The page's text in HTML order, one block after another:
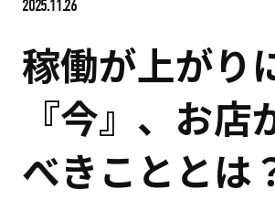
2025.11.26
稼働が上がり
『今』、お店
べきこととは